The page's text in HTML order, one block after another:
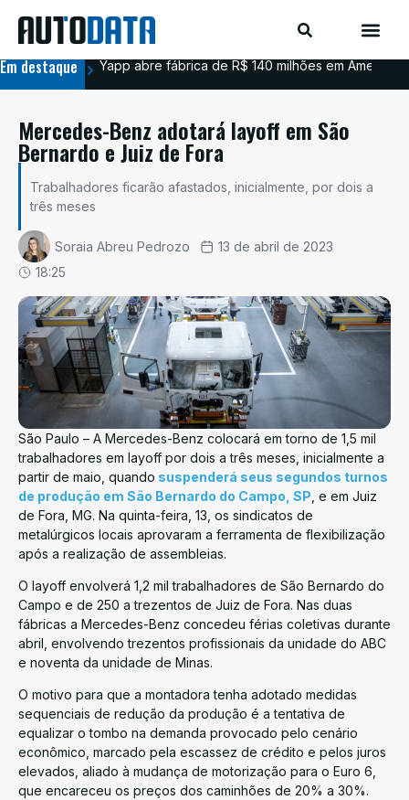
Em destaque Yapp abre fábrica de R$ 140 milhões em
Mercedes-Benz adotará layoff em São
Bernardo e Juiz de Fora
Trabalhadores ficarão afastados, inicialmente, por dois a
três meses
Soraia Abreu Pedrozo
13 de abril de 2023
18:25
São Paulo – A Mercedes-Benz colocará em torno de 1,5 mil
trabalhadores em layoff por dois a três meses, inicialmente a
partir de maio, quando suspenderá seus segundos turnos
de produção em São Bernardo do Campo, SP , e em Juiz
de Fora, MG. Na quinta-feira, 13, os sindicatos de
metalúrgicos locais aprovaram a ferramenta de flexibilização
após a realização de assembleias.
O layoff envolverá 1,2 mil trabalhadores de São Bernardo do
Campo e de 250 a trezentos de Juiz de Fora. Nas duas
fábricas a Mercedes-Benz concedeu férias coletivas durante
abril, envolvendo trezentos profissionais da unidade do ABC
e noventa da unidade de Minas.
O motivo para que a montadora tenha adotado medidas
sequenciais de redução da produção é a tentativa de
equalizar o tombo na demanda provocado pelo cenário
econômico, marcado pela escassez de crédito e pelos juros
elevados, aliado à mudança de motorização para o Euro 6,
que encareceu os preços dos caminhões de 20% a 30%.